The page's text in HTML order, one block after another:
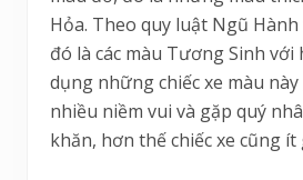
Hỏa. Theo quy luật Ngũ
đó là các màu Tương Sinh với
dụng những chiếc xe màu
nhiều niềm vui và gặp quý
khăn, hơn thế chiếc xe cũng